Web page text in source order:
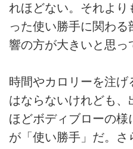
れほどない。それよ
った使い勝手に関わ
響の方が大きいと思っ
時間やカロリーを注げ
はならないけれども、
ほどボディブローの
が「使い勝手」だ。